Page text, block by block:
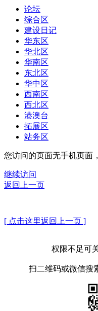
论坛
综合区
建设日记
华东区
华北区
华南区
东北区
华中区
西南区
西北区
港澳台
拓展区
站务区
您访问的页面无手机页面
继续访问
返回上一页
[ 点击这里返回上一页 ]
权限不足可
扫二维码或微信搜